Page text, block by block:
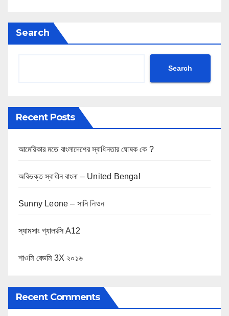
Search
Search
Recent Posts
আমেরিকার মতে বাংলাদেশের স্বাধিনতার ঘোষক কে ?
অবিভক্ত স্বাধীন বাংলা – United Bengal
Sunny Leone – সানি লিওন
স্যামসাং গ্যালাক্সি A12
শাওমি রেডমি 3X ২০১৬
Recent Comments